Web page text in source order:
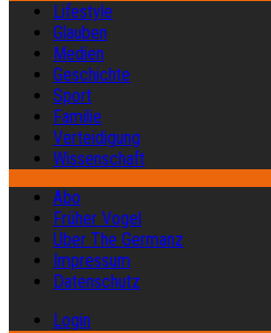
Lifestyle
Glauben
Medien
Geschichte
Sport
Familie
Verteidigung
Wissenschaft
Abo
Früher Vogel
Über The Germanz
Impressum
Datenschutz
Login